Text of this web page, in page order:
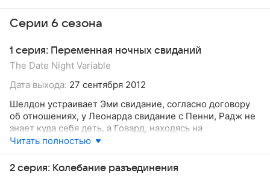
его отношениях с Эми.
Серии 6 сезона
1 серия: Переменная ночных свиданий
The Date Night Variable
Дата выхода: 27 сентября 2012
Шелдон устраивает Эми свидание, согласно договору
об отношениях, у Леонарда свидание с Пенни, Радж не
знает куда себя деть, а Говард, находясь на
космической станции, пытается уладить отношения и с
матерью и с женой.
Читать полностью
2 серия: Колебание разъединения